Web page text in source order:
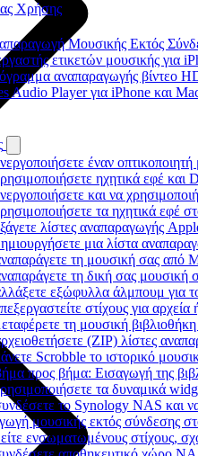
Χρήσης
Μουσικής Εκτός
ετικετών μουσικής για
αναπαραγωγής βίντεο
Audio Player για iPhone και
έναν
ηχητικά εφέ
και να
τα ηχητικά εφέ
λίστες αναπαραγωγής
μια λίστα
τη μουσική σας από
τη δική σας μουσική
εξώφυλλα άλμπουμ για
στίχους για
τη μουσική
(ZIP) λίστες
Scrobble το ιστορικό
προς βήμα: Εισαγωγή της
τα δυναμικά
το Synology NAS και
μουσικής εκτός σύνδεσης
ενσωματωμένους στίχους,